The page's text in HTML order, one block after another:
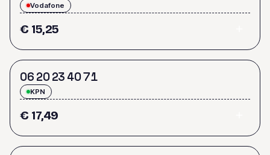
Vodafone
€ 15,25
06 2023 4071
KPN
€ 17,49